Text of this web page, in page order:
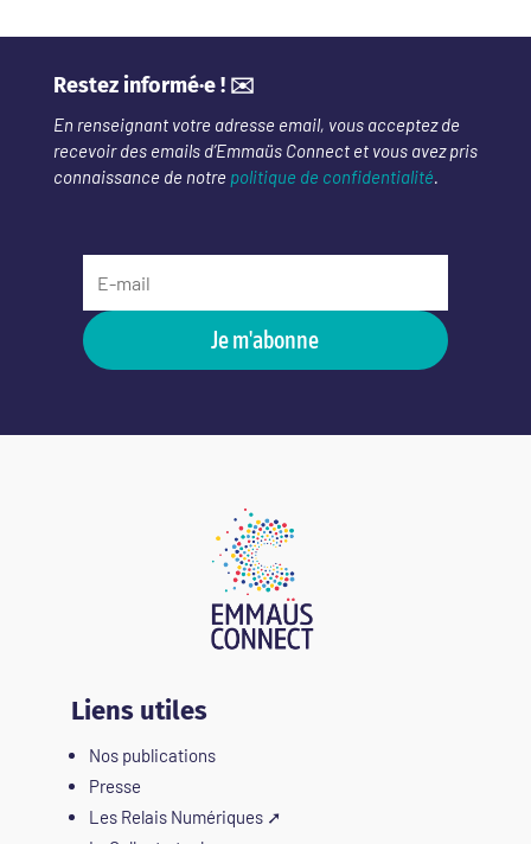
Restez informé·e ! ✉️
En renseignant votre adresse email, vous acceptez de
recevoir des emails d’Emmaüs Connect et vous avez pris
connaissance de notre politique de confidentialité.
Je m'abonne
Liens utiles
Nos publications
Presse
Les Relais Numériques➚